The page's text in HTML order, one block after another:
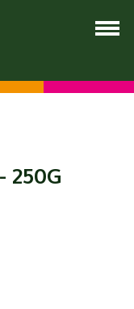
250G